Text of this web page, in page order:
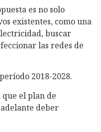
es no solo
existentes, como una
buscar
las redes de
2018-2028.
el plan de
deber